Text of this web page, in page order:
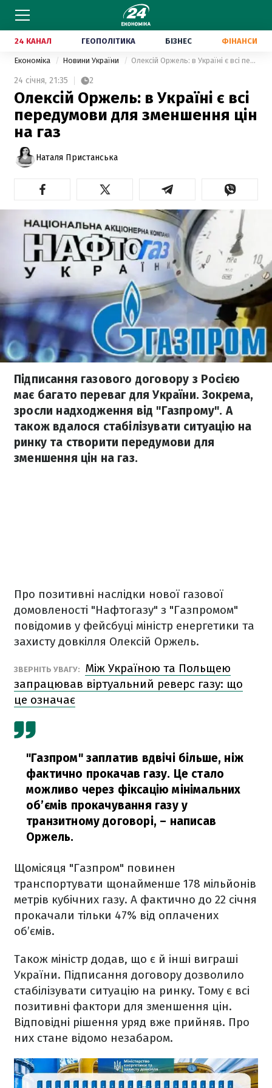
24 КАНАЛ ГЕОПОЛІТИКА БІЗНЕС ФІНАНСИ
Економіка Новини України Олексій Оржель: в Україні є всі передумови для зменшення цін на газ
24 січня, 21:35 2
Олексій Оржель: в Україні є всі
передумови для зменшення цін
на газ
Наталя Пристанська
Підписання газового договору з Росією
має багато переваг для України. Зокрема,
зросли надходження від "Газпрому". А
також вдалося стабілізувати ситуацію на
ринку та створити передумови для
зменшення цін на газ.
Про позитивні наслідки нової газової
домовленості "Нафтогазу" з "Газпромом"
повідомив у фейсбуці міністр енергетики та
захисту довкілля Олексій Оржель.
ЗВЕРНІТЬ УВАГУ:
Між Україною та Польщею
запрацював віртуальний реверс газу: що
це означає
"Газпром" заплатив вдвічі більше, ніж
фактично прокачав газу. Це стало
можливо через фіксацію мінімальних
об’ємів прокачування газу у
транзитному договорі, – написав
Оржель.
Щомісяця "Газпром" повинен
транспортувати щонайменше 178 мільйонів
метрів кубічних газу. А фактично до 22 січня
прокачали тільки 47% від оплачених
об’ємів.
Також міністр додав, що є й інші виграші
України. Підписання договору дозволило
стабілізувати ситуацію на ринку. Тому є всі
позитивні фактори для зменшення цін.
Відповідні рішення уряд вже прийняв. Про
них стане відомо незабаром.